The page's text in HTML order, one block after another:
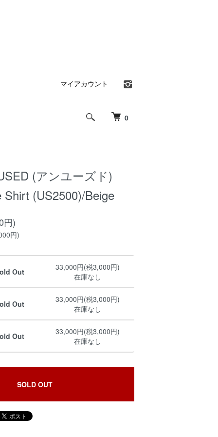
0
マイアカウント
(アンユーズド)
Shirt (US2500)/Beige
円)
円)
Out
33,000円(税3,000円)
在庫なし
Out
33,000円(税3,000円)
在庫なし
Out
33,000円(税3,000円)
在庫なし
SOLD OUT